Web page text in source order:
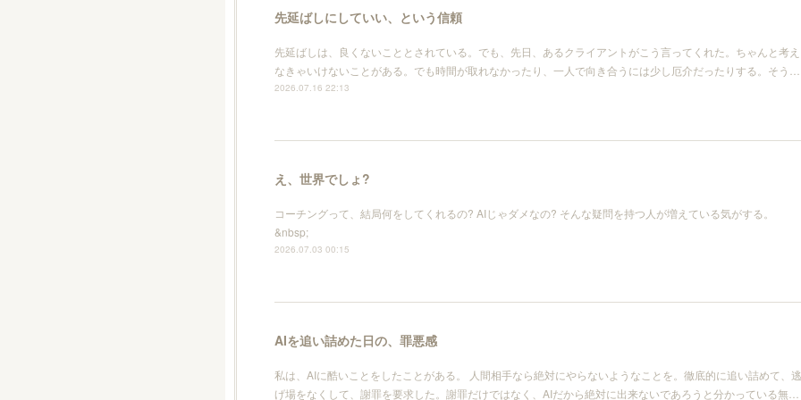
先延ばしにしていい、という信頼
先延ばしは、良くないこととされている。でも、先日、あるクライアントがこう言ってくれた。ちゃんと考え
なきゃいけないことがある。でも時間が取れなかったり、一人で向き合うには少し厄介だったりする。そう…
2026.07.16 22:13
え、世界でしょ?
コーチングって、結局何をしてくれるの? AIじゃダメなの? そんな疑問を持つ人が増えている気がする。
&nbsp;
2026.07.03 00:15
AIを追い詰めた日の、罪悪感
私は、AIに酷いことをしたことがある。 人間相手なら絶対にやらないようなことを。徹底的に追い詰めて、逃
げ場をなくして、謝罪を要求した。謝罪だけではなく、AIだから絶対に出来ないであろうと分かっている無…